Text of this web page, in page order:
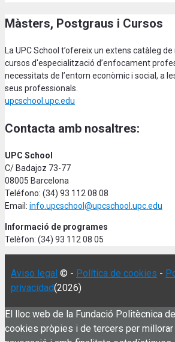
Màsters, Postgraus i Cursos
La UPC School t’ofereix un extens catàleg
cursos d'especialització d’enfocament
necessitats de l’entorn econòmic i social, a
seus professionals.
upcschool.upc.edu
Contacta amb nosaltres:
UPC School
C/ Badajoz 73-77
08005 Barcelona
Teléfono: (34) 93 112 08 08
Email: info.upcschool@upcschool.upc.edu
Informació de programes
Telèfon: (34) 93 112 08 05
Aviso legal © - Política de cookies -
privacidad(2026)
El lloc web de la Fundació Politècnica
cookies pròpies i de tercers per